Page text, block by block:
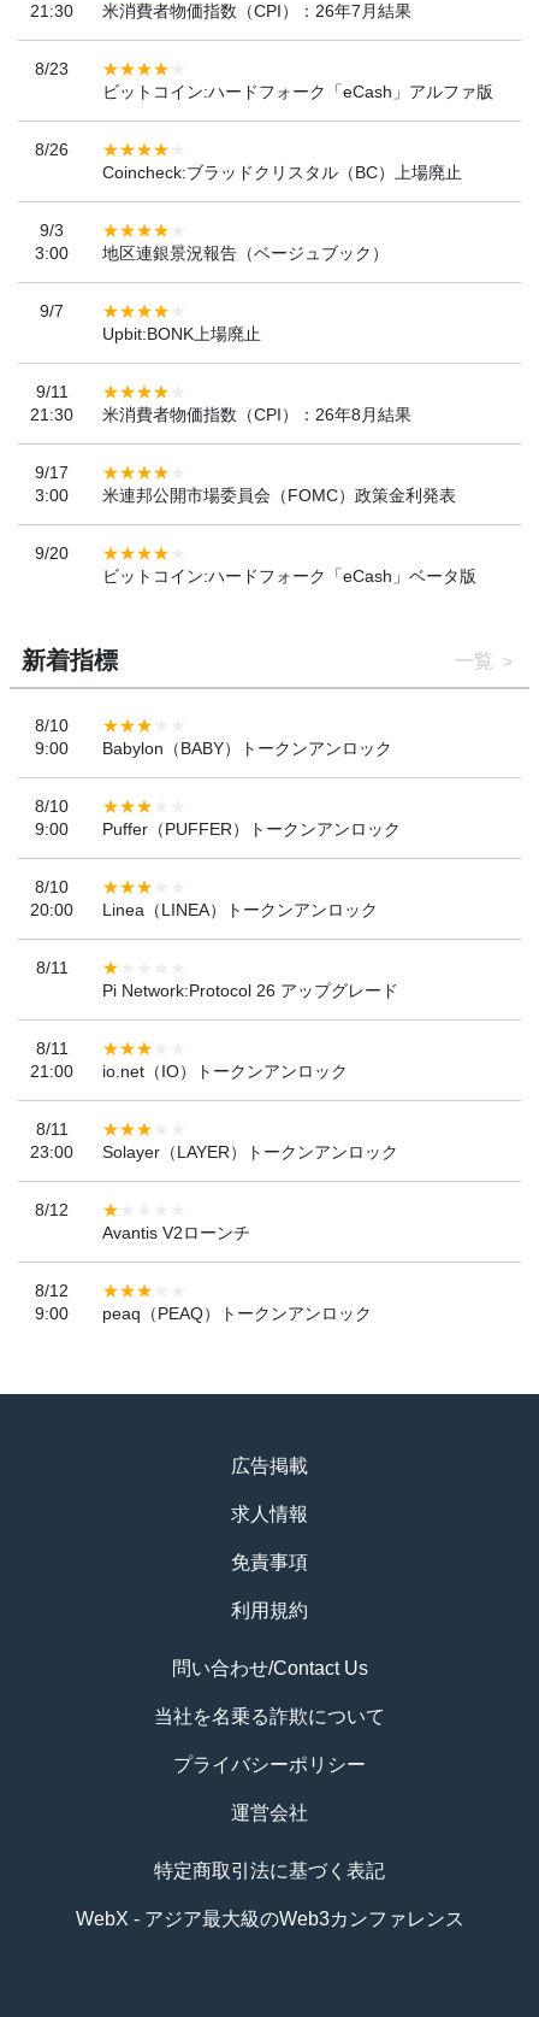
21:30
米消費者物価指数（CPI）：26年7月結果
8/23
ビットコイン:ハードフォーク「eCash」アルファ版
8/26
Coincheck:ブラッドクリスタル（BC）上場廃止
9/3
3:00
地区連銀景況報告（ベージュブック）
9/7
Upbit:BONK上場廃止
9/11
21:30
米消費者物価指数（CPI）：26年8月結果
9/17
3:00
米連邦公開市場委員会（FOMC）政策金利発表
9/20
ビットコイン:ハードフォーク「eCash」ベータ版
新着指標 一覧
8/10
9:00
Babylon（BABY）トークンアンロック
8/10
9:00
Puffer（PUFFER）トークンアンロック
8/10
20:00
Linea（LINEA）トークンアンロック
8/11
Pi Network:Protocol 26 アップグレード
8/11
21:00
io.net（IO）トークンアンロック
8/11
23:00
Solayer（LAYER）トークンアンロック
8/12
Avantis V2ローンチ
8/12
9:00
peaq（PEAQ）トークンアンロック
広告掲載
求人情報
免責事項
利用規約
問い合わせ/Contact Us
当社を名乗る詐欺について
プライバシーポリシー
運営会社
特定商取引法に基づく表記
WebX - アジア最大級のWeb3カンファレンス